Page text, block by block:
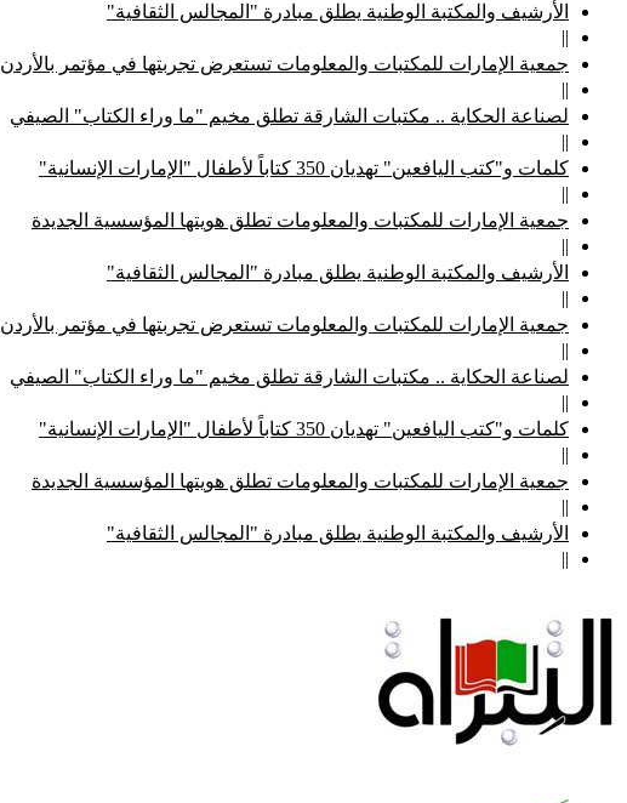
الأرشيف والمكتبة الوطنية يطلق مبادرة "المجالس الثقافية"
||
جمعية الإمارات للمكتبات والمعلومات تستعرض تجربتها في مؤتمر بالأردن
||
لصناعة الحكاية .. مكتبات الشارقة تطلق مخيم "ما وراء الكتاب" الصيفي
||
كلمات و"كتب اليافعين" تهديان 350 كتاباً لأطفال "الإمارات الإنسانية"
||
جمعية الإمارات للمكتبات والمعلومات تطلق هويتها المؤسسية الجديدة
||
الأرشيف والمكتبة الوطنية يطلق مبادرة "المجالس الثقافية"
||
جمعية الإمارات للمكتبات والمعلومات تستعرض تجربتها في مؤتمر بالأردن
||
لصناعة الحكاية .. مكتبات الشارقة تطلق مخيم "ما وراء الكتاب" الصيفي
||
كلمات و"كتب اليافعين" تهديان 350 كتاباً لأطفال "الإمارات الإنسانية"
||
جمعية الإمارات للمكتبات والمعلومات تطلق هويتها المؤسسية الجديدة
||
الأرشيف والمكتبة الوطنية يطلق مبادرة "المجالس الثقافية"
||